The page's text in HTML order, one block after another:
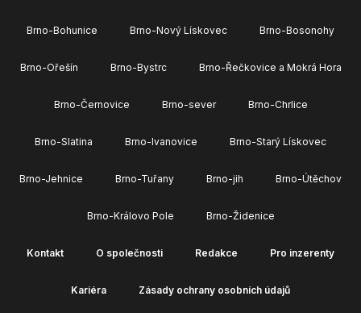
Brno-Bohunice Brno-Nový Lískovec Brno-Bosonohy
Brno-Ořešín Brno-Bystrc Brno-Řečkovice a Mokrá Hora
Brno-Černovice Brno-sever Brno-Chrlice
Brno-Slatina Brno-Ivanovice Brno-Starý Lískovec
Brno-Jehnice Brno-Tuřany Brno-jih Brno-Útěchov
Brno-Královo Pole Brno-Židenice
Kontakt O společnosti Redakce Pro inzerenty
Kariéra Zásady ochrany osobních údajů